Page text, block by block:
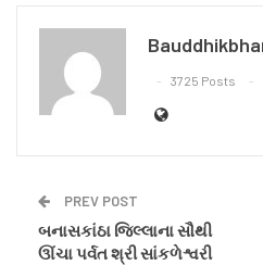
3725 Posts
PREV POST
બનાસકાંઠા જિલ્લાના સૌથી
ઊંચા પર્વત શ્રી સાંકળેશ્વરી